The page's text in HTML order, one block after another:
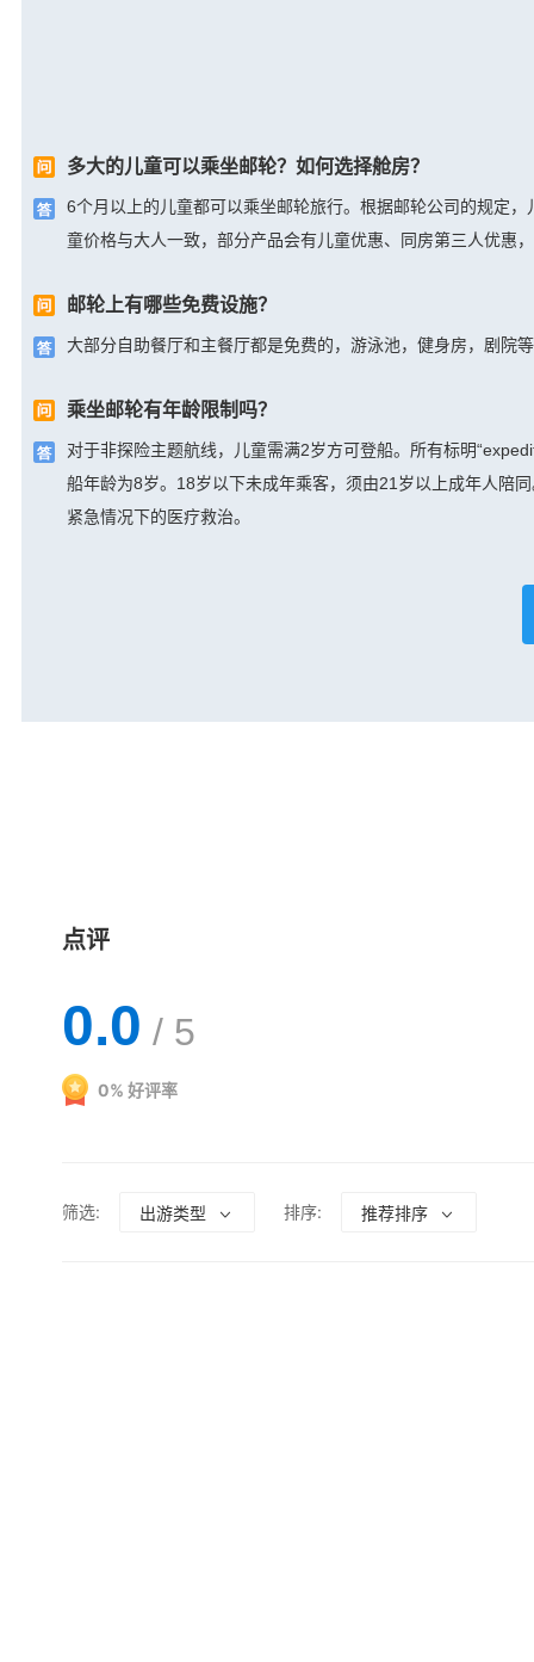
多大的儿童可以乘坐邮轮？如何选择舱房？
6个月以上的儿童都可以乘坐邮轮旅行。根据邮轮公司的规定
童价格与大人一致，部分产品会有儿童优惠、同房第三人优惠
邮轮上有哪些免费设施？
大部分自助餐厅和主餐厅都是免费的，游泳池，健身房，剧院
乘坐邮轮有年龄限制吗？
对于非探险主题航线，儿童需满2岁方可登船。所有标明
船年龄为8岁。18岁以下未成年乘客，须由21岁以上成年人陪
紧急情况下的医疗救治。
点评
0.0 / 5
0% 好评率
筛选: 出游类型 排序: 推荐排序